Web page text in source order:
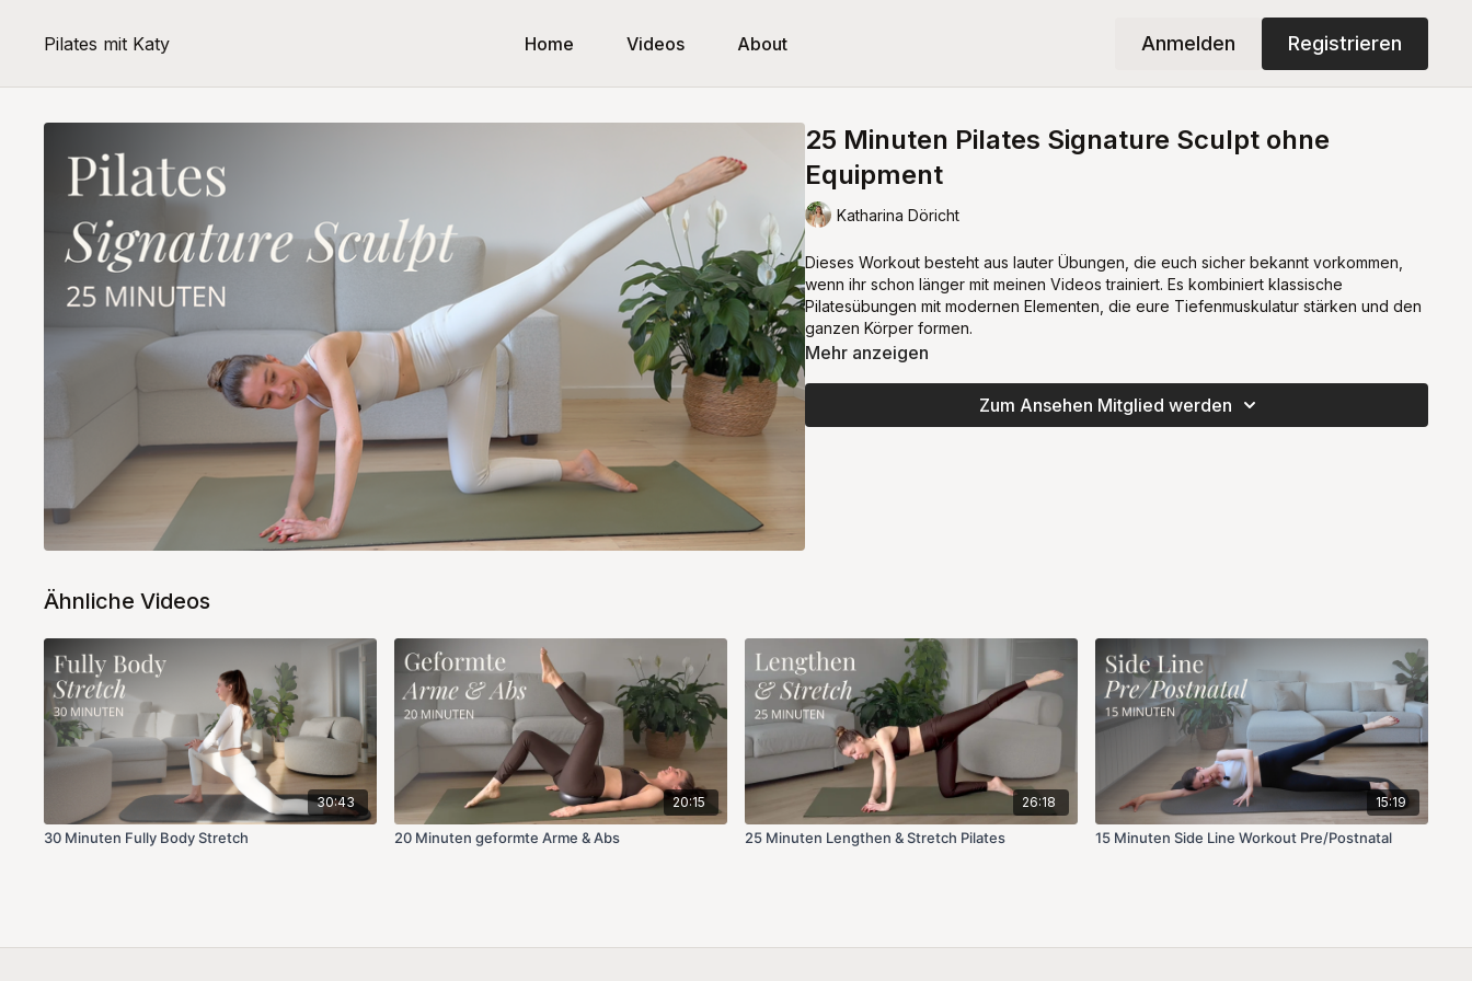
Pilates mit Katy Home Videos About Anmelden Registrieren
25 Minuten Pilates Signature Sculpt ohne
Equipment
Katharina Döricht
Dieses Workout besteht aus lauter Übungen, die euch sicher bekannt vorkommen,
wenn ihr schon länger mit meinen Videos trainiert. Es kombiniert klassische
Pilatesübungen mit modernen Elementen, die eure Tiefenmuskulatur stärken und den
ganzen Körper formen.
Mehr anzeigen
Zum Ansehen Mitglied werden
Ähnliche Videos
30:43
30 Minuten Fully Body Stretch
20:15
20 Minuten geformte Arme & Abs
26:18
25 Minuten Lengthen & Stretch Pilates
15:19
15 Minuten Side Line Workout Pre/Postnatal